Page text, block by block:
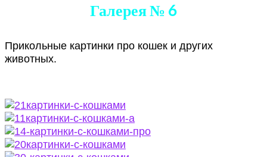
Галерея № 6
Прикольные картинки про кошек и других
животных.